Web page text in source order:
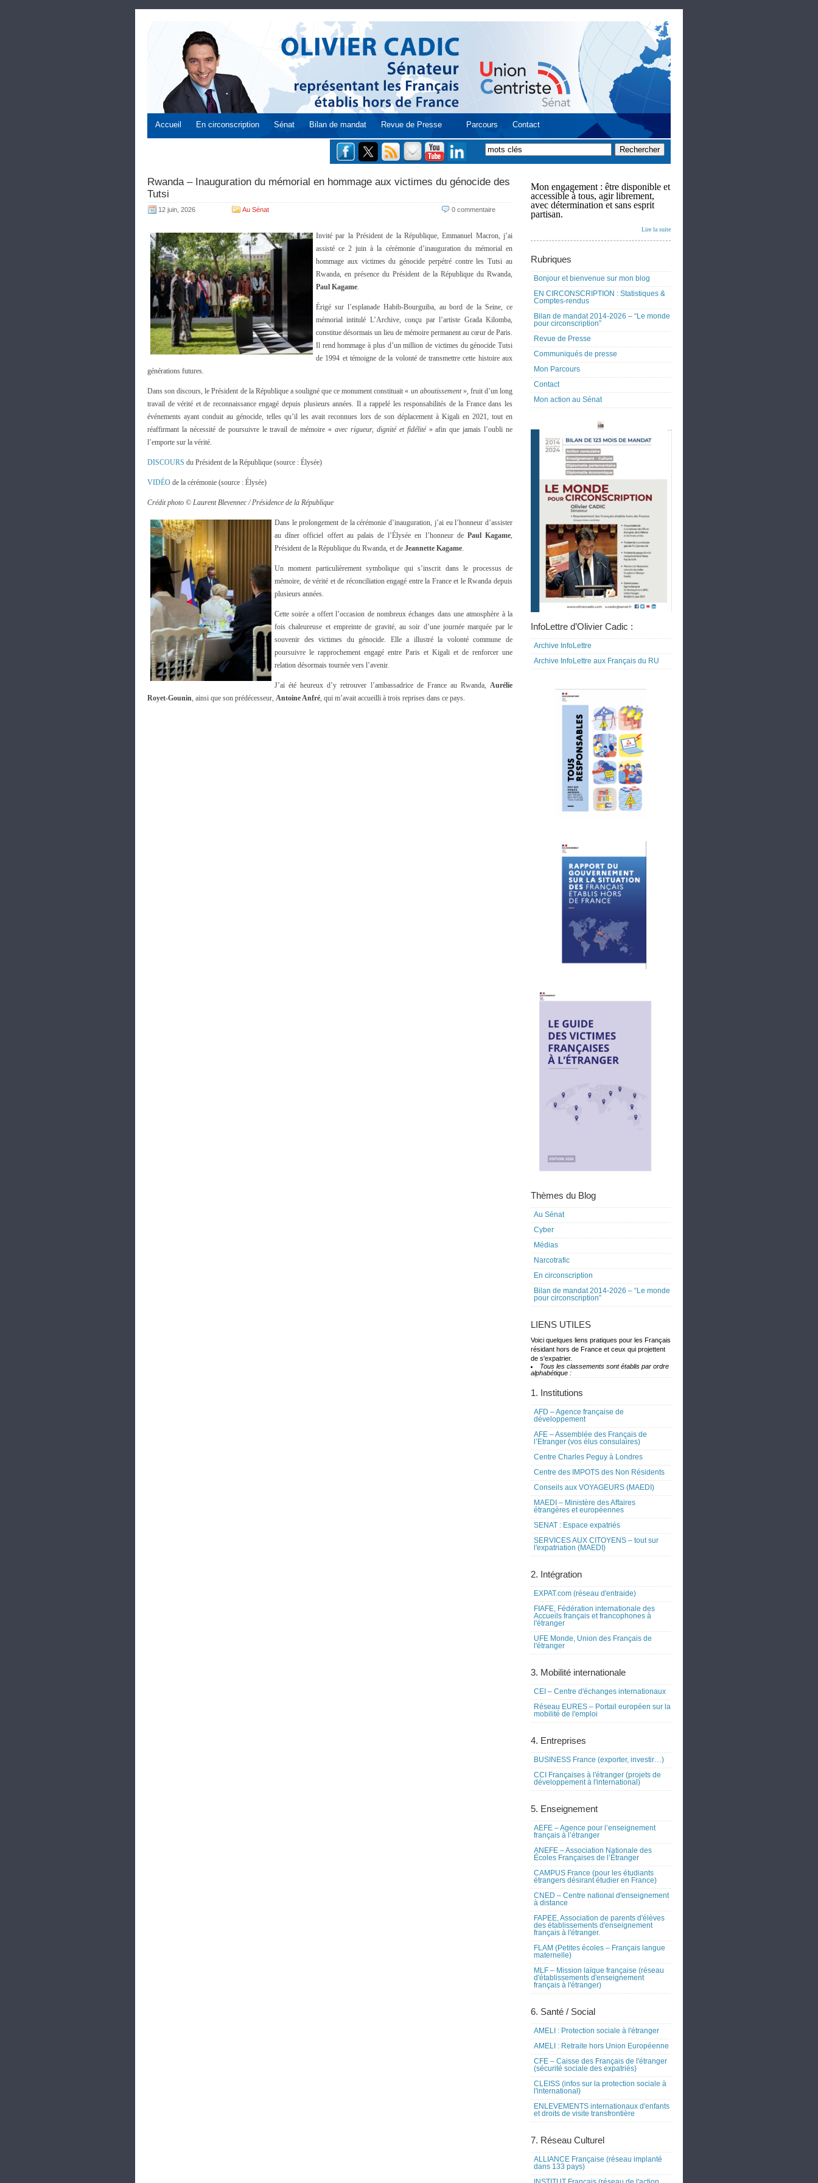
Accueil En circonscription Sénat Bilan de mandat Revue de Presse Parcours Contact
Rwanda – Inauguration du mémorial en hommage aux victimes du génocide des
Tutsi
12 juin, 2026 Au Sénat 0 commentaire
Invité par la Président de la République, Emmanuel Macron, j’ai
assisté ce 2 juin à la cérémonie d’inauguration du mémorial en
hommage aux victimes du génocide perpétré contre les Tutsi au
Rwanda, en présence du Président de la République du Rwanda,
Paul Kagame.
Érigé sur l’esplanade Habib-Bourguiba, au bord de la Seine, ce
mémorial intitulé L’Archive, conçu par l’artiste Grada Kilomba,
constitue désormais un lieu de mémoire permanent au cœur de Paris.
Il rend hommage à plus d’un million de victimes du génocide Tutsi
de 1994 et témoigne de la volonté de transmettre cette histoire aux
générations futures.
Dans son discours, le Président de la République a souligné que ce monument constituait « un aboutissement», fruit d’un long
travail de vérité et de reconnaissance engagé depuis plusieurs années. Il a rappelé les responsabilités de la France dans les
événements ayant conduit au génocide, telles qu’il les avait reconnues lors de son déplacement à Kigali en 2021, tout en
réaffirmant la nécessité de poursuivre le travail de mémoire « avec rigueur, dignité et fidélité» afin que jamais l’oubli ne
l’emporte sur la vérité.
DISCOURS du Président de la République (source : Élysée)
VIDÉO de la cérémonie (source : Élysée)
Crédit photo © Laurent Blevennec / Présidence de la République
Dans le prolongement de la cérémonie d’inauguration, j’ai eu l’honneur d’assister
au dîner officiel offert au palais de l’Élysée en l’honneur de Paul Kagame,
Président de la République du Rwanda, et de Jeannette Kagame.
Un moment particulièrement symbolique qui s’inscrit dans le processus de
mémoire, de vérité et de réconciliation engagé entre la France et le Rwanda depuis
plusieurs années.
Cette soirée a offert l’occasion de nombreux échanges dans une atmosphère à la
fois chaleureuse et empreinte de gravité, au soir d’une journée marquée par le
souvenir des victimes du génocide. Elle a illustré la volonté commune de
poursuivre le rapprochement engagé entre Paris et Kigali et de renforcer une
relation désormais tournée vers l’avenir.
J’ai été heureux d’y retrouver l’ambassadrice de France au Rwanda, Aurélie
Royet-Gounin, ainsi que son prédécesseur, Antoine Anfré, qui m’avait accueilli à trois reprises dans ce pays.
Mon engagement : être disponible et
accessible à tous, agir librement,
avec détermination et sans esprit
partisan.
Lire la suite
Rubriques
Bonjour et bienvenue sur mon blog
EN CIRCONSCRIPTION : Statistiques &
Comptes-rendus
Bilan de mandat 2014-2026 – “Le monde
pour circonscription”
Revue de Presse
Communiqués de presse
Mon Parcours
Contact
Mon action au Sénat
InfoLettre d’Olivier Cadic :
Archive InfoLettre
Archive InfoLettre aux Français du RU
Thèmes du Blog
Au Sénat
Cyber
Médias
Narcotrafic
En circonscription
Bilan de mandat 2014-2026 – “Le monde
pour circonscription”
LIENS UTILES
Voici quelques liens pratiques pour les Français
résidant hors de France et ceux qui projettent
de s'expatrier.
Tous les classements sont établis par ordre
alphabétique :
1. Institutions
AFD – Agence française de
développement
AFE – Assemblée des Français de
l’Etranger (vos élus consulaires)
Centre Charles Peguy à Londres
Centre des IMPOTS des Non Résidents
Conseils aux VOYAGEURS (MAEDI)
MAEDI – Ministère des Affaires
étrangères et européennes
SENAT : Espace expatriés
SERVICES AUX CITOYENS – tout sur
l'expatriation (MAEDI)
2. Intégration
EXPAT.com (réseau d'entraide)
FIAFE, Fédération internationale des
Accueils français et francophones à
l'étranger
UFE Monde, Union des Français de
l'étranger
3. Mobilité internationale
CEI – Centre d'échanges internationaux
Réseau EURES – Portail européen sur la
mobilité de l'emploi
4. Entreprises
BUSINESS France (exporter, investir…)
CCI Françaises à l'étranger (projets de
développement à l'international)
5. Enseignement
AEFE – Agence pour l’enseignement
français à l’étranger
ANEFE – Association Nationale des
Écoles Françaises de l’Étranger
CAMPUS France (pour les étudiants
étrangers désirant étudier en France)
CNED – Centre national d'enseignement
à distance
FAPEE, Association de parents d'élèves
des établissements d'enseignement
français à l'étranger.
FLAM (Petites écoles – Français langue
maternelle)
MLF – Mission laïque française (réseau
d'établissements d'enseignement
français à l'étranger)
6. Santé / Social
AMELI : Protection sociale à l'étranger
AMELI : Retraite hors Union Européenne
CFE – Caisse des Français de l'étranger
(sécurité sociale des expatriés)
CLEISS (infos sur la protection sociale à
l'international)
ENLEVEMENTS internationaux d'enfants
et droits de visite transfrontière
7. Réseau Culturel
ALLIANCE Française (réseau implanté
dans 133 pays)